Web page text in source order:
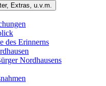
Extras, u.v.m.
des Erinnerns
Nordhausens